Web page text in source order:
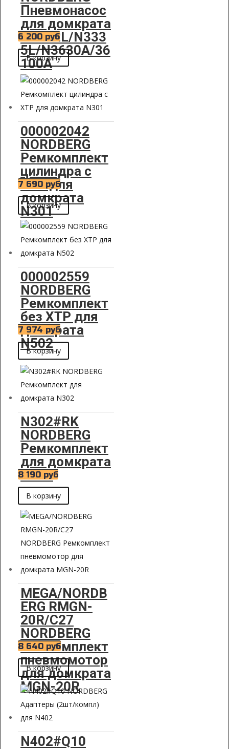
Пневмонасос
для домкрата
N3322L/N333
5L/N3630A/36
100A
6 200 руб
В корзину
000002042
NORDBERG
Ремкомплект
цилиндра с
XTP для
домкрата
N301
7 690 руб
В корзину
000002559
NORDBERG
Ремкомплект
без XTP для
домкрата
N502
7 974 руб
В корзину
N302#RK
NORDBERG
Ремкомплект
для домкрата
N302
8 190 руб
В корзину
MEGA/NORDB
ERG RMGN-
20R/C27
NORDBERG
Ремкомплект
пневмомотор
для домкрата
MGN-20R
8 640 руб
В корзину
N402#Q10